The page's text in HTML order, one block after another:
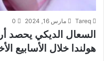
Tareq مارس 16, 2024 0
السعال الديكي يحصد
هولندا خلال الأسابيع